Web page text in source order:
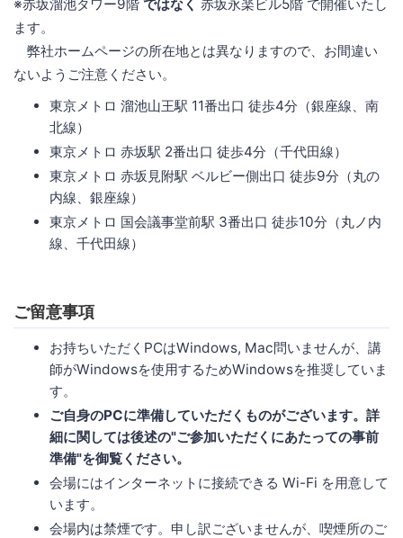
※赤坂溜池タワー9階 ではなく 赤坂永楽ビル5階 で開催いたし
ます。
弊社ホームページの所在地とは異なりますので、お間違い
ないようご注意ください。
東京メトロ 溜池山王駅 11番出口 徒歩4分（銀座線、南
北線）
東京メトロ 赤坂駅 2番出口 徒歩4分（千代田線）
東京メトロ 赤坂見附駅 ベルビー側出口 徒歩9分（丸の
内線、銀座線）
東京メトロ 国会議事堂前駅 3番出口 徒歩10分（丸ノ内
線、千代田線）
ご留意事項
お持ちいただくPCはWindows, Mac問いませんが、講
師がWindowsを使用するためWindowsを推奨していま
す。
ご自身のPCに準備していただくものがございます。詳
細に関しては後述の"ご参加いただくにあたっての事前
準備"を御覧ください。
会場にはインターネットに接続できる Wi-Fi を用意して
います。
会場内は禁煙です。申し訳ございませんが、喫煙所のご